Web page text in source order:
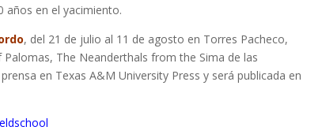
años en el yacimiento.
, del 21 de julio al 11 de agosto en Torres Pacheco,
The Neanderthals from the Sima de las
en Texas A&M University Press y será publicada en